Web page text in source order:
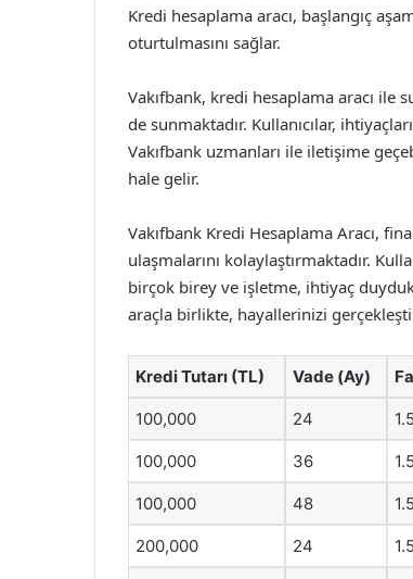
Kredi hesaplama aracı, başlangıç
oturtulmasını sağlar.
Vakıfbank, kredi hesaplama aracı ile
de sunmaktadır. Kullanıcılar,
Vakıfbank uzmanları ile iletişime
hale gelir.
Vakıfbank Kredi Hesaplama Aracı,
ulaşmalarını kolaylaştırmaktadır.
birçok birey ve işletme, ihtiyaç
araçla birlikte, hayallerinizi
Kredi Tutarı (TL) Vade (Ay)
100,000 24
100,000 36
100,000 48
200,000 24